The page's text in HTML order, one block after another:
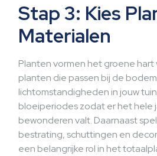
Stap 3: Kies
Materialen
Planten vormen het groene hart
planten die passen bij de
lichtomstandigheden in jouw
bloeiperiodes zodat er het hele
bewonderen valt. Daarnaast
bestrating, schuttingen en
een belangrijke rol in het